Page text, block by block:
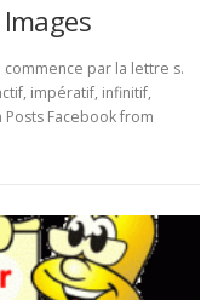
commence par la lettre s.
impératif, infinitif,
Facebook from